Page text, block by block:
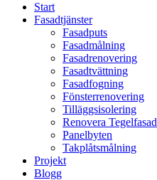
Start
Fasadtjänster
Fasadputs
Fasadmålning
Fasadrenovering
Fasadtvättning
Fasadfogning
Fönsterrenovering
Tilläggsisolering
Renovera Tegelfasad
Panelbyten
Takplåtsmålning
Projekt
Blogg